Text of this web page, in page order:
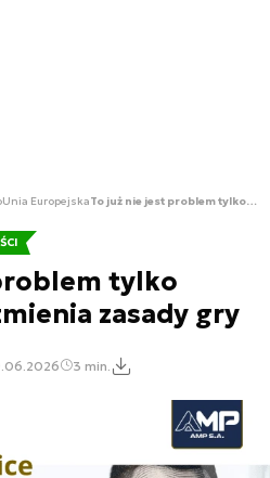
Unia Europejska To już nie jest problem tylko działu IT. NIS2 zmienia zasady gry
tylko
zasady gry
3 min.